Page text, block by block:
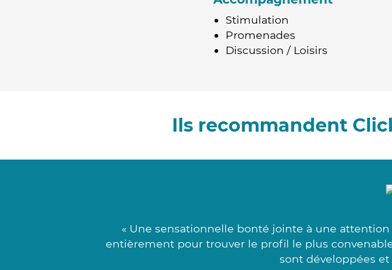
Stimulation
Promenades
Discussion / Loisirs
Ils recommandent
« Une sensationnelle bonté jointe à une
entièrement pour trouver le profil le plus
sont développées